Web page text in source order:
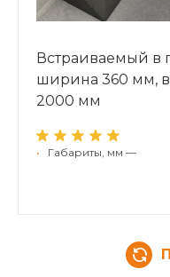
Встраиваемый в
ширина 360 мм,
2000 мм
• Габариты, мм —